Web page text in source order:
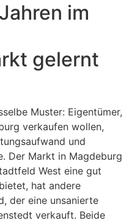
im
gelernt
Muster: Eigentümer,
verkaufen wollen,
und
Der Markt in Magdeburg
West eine gut
hat andere
der eine unsanierte
verkauft. Beide